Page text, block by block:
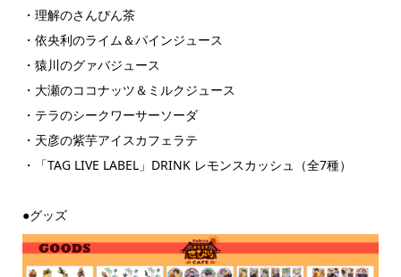
・理解のさんぴん茶
・依央利のライム＆パインジュース
・猿川のグァバジュース
・大瀬のココナッツ＆ミルクジュース
・テラのシークワーサーソーダ
・天彦の紫芋アイスカフェラテ
・「TAG LIVE LABEL」DRINK レモンスカッシュ（全7種）
●グッズ